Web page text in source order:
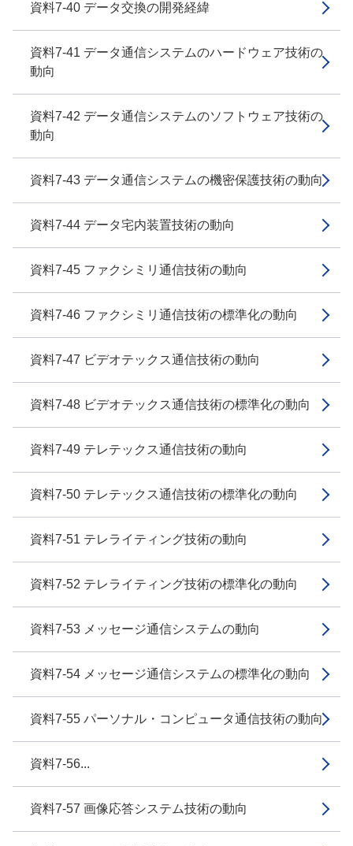
資料7-40 データ交換の開発経緯
資料7-41 データ通信システムのハードウェア技術の
動向
資料7-42 データ通信システムのソフトウェア技術の
動向
資料7-43 データ通信システムの機密保護技術の動向
資料7-44 データ宅内装置技術の動向
資料7-45 ファクシミリ通信技術の動向
資料7-46 ファクシミリ通信技術の標準化の動向
資料7-47 ビデオテックス通信技術の動向
資料7-48 ビデオテックス通信技術の標準化の動向
資料7-49 テレテックス通信技術の動向
資料7-50 テレテックス通信技術の標準化の動向
資料7-51 テレライティング技術の動向
資料7-52 テレライティング技術の標準化の動向
資料7-53 メッセージ通信システムの動向
資料7-54 メッセージ通信システムの標準化の動向
資料7-55 パーソナル・コンピュータ通信技術の動向
資料7-56...
資料7-57 画像応答システム技術の動向